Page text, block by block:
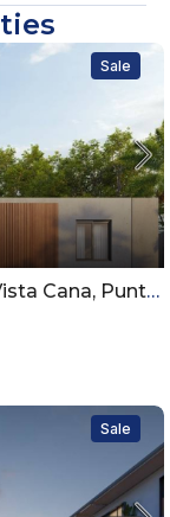
Sale
Punta Cana
Sale